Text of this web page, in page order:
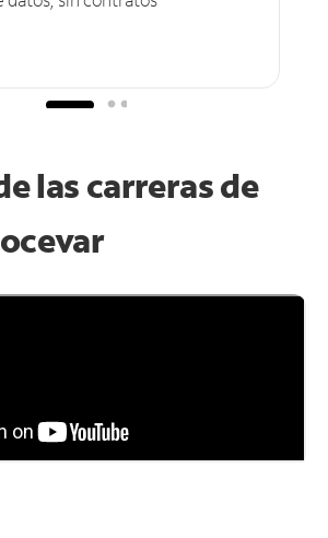
las carreras de